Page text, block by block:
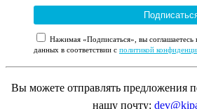
Нажимая «Подписаться», вы соглашаетесь
данных в соответствии с политикой
Вы можете отправлять предложения
нашу почту: